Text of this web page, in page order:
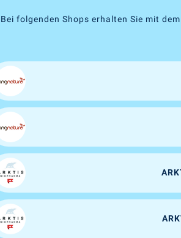
Bei folgenden Shops erhalten Sie mit